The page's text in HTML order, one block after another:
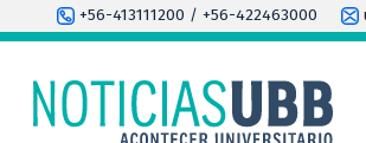
+56-413111200 / +56-422463000